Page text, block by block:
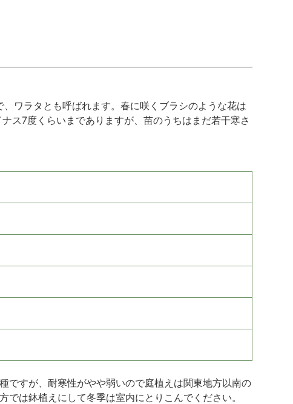
ワラタとも呼ばれます。春に咲くブラシのような花は
ス7度くらいまでありますが、苗のうちはまだ若干寒さ
ですが、耐寒性がやや弱いので庭植えは関東地方以南の
は鉢植えにして冬季は室内にとりこんでください。